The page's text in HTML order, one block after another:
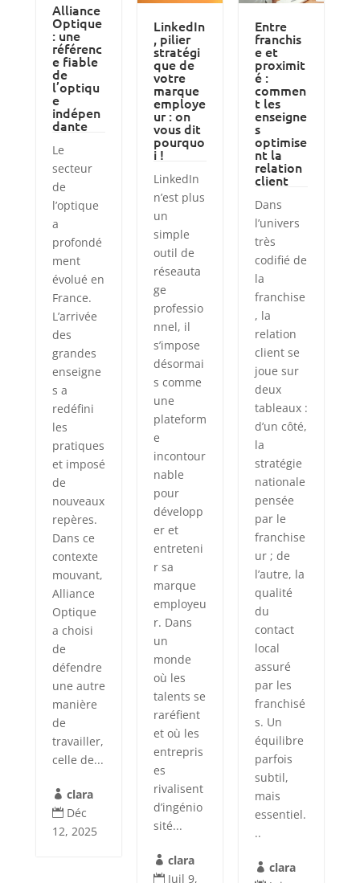
Alliance
Optique
: une
référenc
e fiable
de
l’optiqu
e
indépen
dante
Le
secteur
de
l’optique
a
profondé
ment
évolué en
France.
L’arrivée
des
grandes
enseigne
s a
redéfini
les
pratiques
et imposé
de
nouveaux
repères.
Dans ce
contexte
mouvant,
Alliance
Optique
a choisi
de
défendre
une autre
manière
de
travailler,
celle de...
 clara
 Déc
12, 2025
LinkedIn
, pilier
stratégi
que de
votre
marque
employe
ur : on
vous dit
pourquo
i !
LinkedIn
n’est plus
un
simple
outil de
réseauta
ge
professio
nnel, il
s’impose
désormai
s comme
une
plateform
e
incontour
nable
pour
développ
er et
entreteni
r sa
marque
employeu
r. Dans
un
monde
où les
talents se
raréfient
et où les
entrepris
es
rivalisent
d’ingénio
sité...
 clara
 Juil 9,
Entre
franchis
e et
proximit
é :
commen
t les
enseigne
s
optimise
nt la
relation
client
Dans
l’univers
très
codifié de
la
franchise
, la
relation
client se
joue sur
deux
tableaux :
d’un côté,
la
stratégie
nationale
pensée
par le
franchise
ur ; de
l’autre, la
qualité
du
contact
local
assuré
par les
franchisé
s. Un
équilibre
parfois
subtil,
mais
essentiel.
..
 clara